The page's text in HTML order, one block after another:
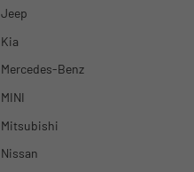
Jeep
Kia
Mercedes-Benz
MINI
Mitsubishi
Nissan